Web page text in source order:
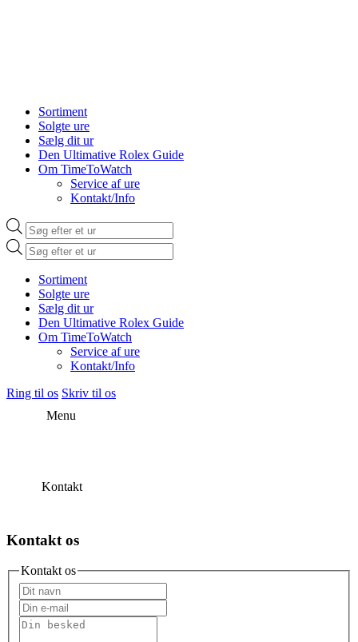
Sortiment
Solgte ure
Sælg dit ur
Den Ultimative Rolex Guide
Om TimeToWatch
Service af ure
Kontakt/Info
Products
search
Products
search
Sortiment
Solgte ure
Sælg dit ur
Den Ultimative Rolex Guide
Om TimeToWatch
Service af ure
Kontakt/Info
Ring til os Skriv til os
Menu
Kontakt
Kontakt os
Kontakt os